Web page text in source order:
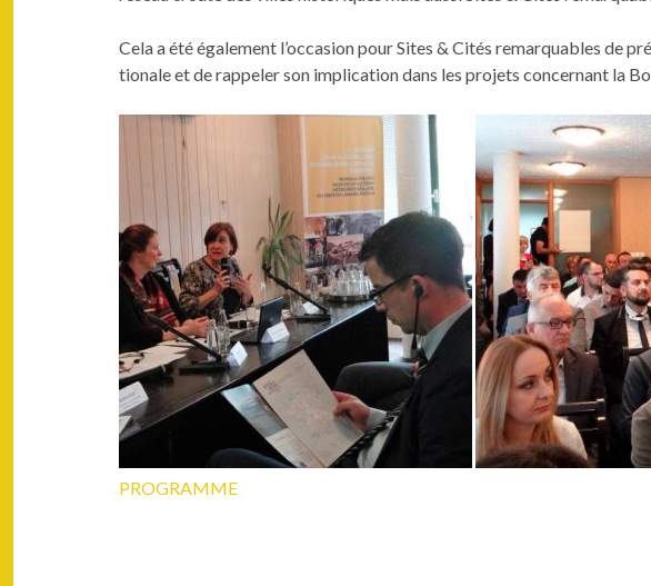
Cela a été égale­ment l’occasion pour Sites & Cités remar­quables de
tionale et de rap­pel­er son impli­ca­tion dans les pro­jets con­cer­nant la
PROGRAMME